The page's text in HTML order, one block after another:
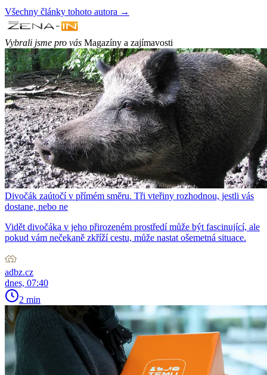
Všechny články tohoto autora →
Vybrali jsme pro vás Magazíny a zajímavosti
Divočák zaútočí v přímém směru. Tři vteřiny rozhodnou, jestli vás
dostane, nebo ne
Vidět divočáka v jeho přirozeném prostředí může být fascinující, ale
pokud vám nečekaně zkříží cestu, může nastat ošemetná situace.
adbz.cz
dnes, 07:40
2 min